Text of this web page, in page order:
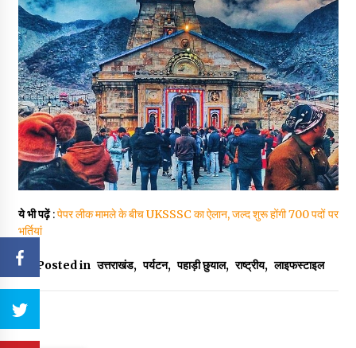
ये भी पढ़ें:पेपर लीक मामले के बीच UKSSSC का ऐलान, जल्द शुरू होंगी 700 पदों पर
भर्तियां
Posted in उत्तराखंड, पर्यटन, पहाड़ी छुयाल, राष्ट्रीय, लाइफस्टाइल